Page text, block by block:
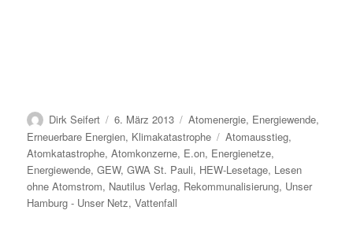
Autor
Dirk Seifert
Veröffentlicht
am
6. März 2013 Kategorien
Atomenergie, Energiewende,
Erneuerbare Energien, Klimakatastrophe Schlagwörter
Atomausstieg,
Atomkatastrophe,Atomkonzerne, E.on, Energienetze,
Energiewende,GEW,GWA St. Pauli, HEW-Lesetage, Lesen
ohne Atomstrom, Nautilus Verlag, Rekommunalisierung, Unser
Hamburg - Unser Netz,Vattenfall